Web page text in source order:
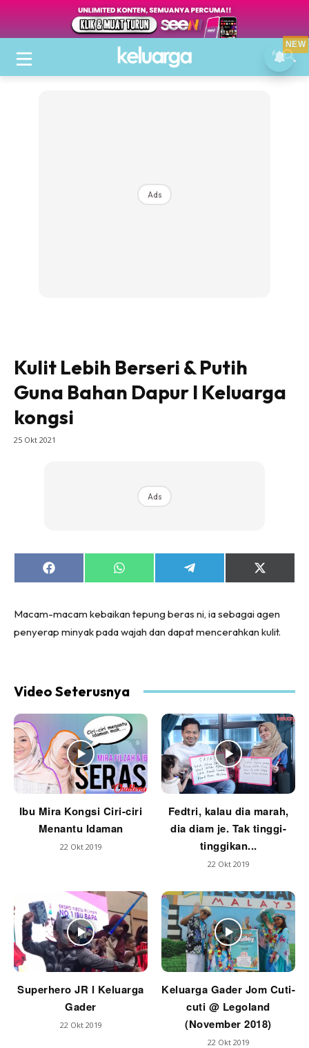
Ads
Kulit Lebih Berseri & Putih
Guna Bahan Dapur l Keluarga
kongsi
25 Okt 2021
Ads
Share
on
Share
on
Share
on
Share
on
Macam-macam kebaikan tepung beras ni, ia sebagai agen
penyerap minyak pada wajah dan dapat mencerahkan kulit.
Video Seterusnya
Ibu Mira Kongsi Ciri-ciri
Menantu Idaman
22 Okt 2019
Fedtri, kalau dia marah,
dia diam je. Tak tinggi-
tinggikan...
22 Okt 2019
Superhero JR l Keluarga
Gader
22 Okt 2019
Keluarga Gader Jom Cuti-
cuti @ Legoland
(November 2018)
22 Okt 2019
NEW